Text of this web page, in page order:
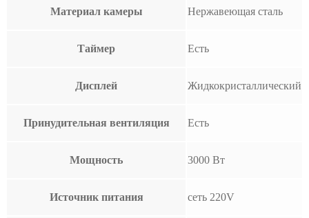
Материал камеры Нержавеющая сталь
Таймер Есть
Дисплей Жидкокристаллический
Принудительная вентиляция Есть
Мощность 3000 Вт
Источник питания сеть 220V